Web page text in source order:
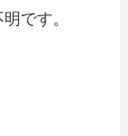
です。​